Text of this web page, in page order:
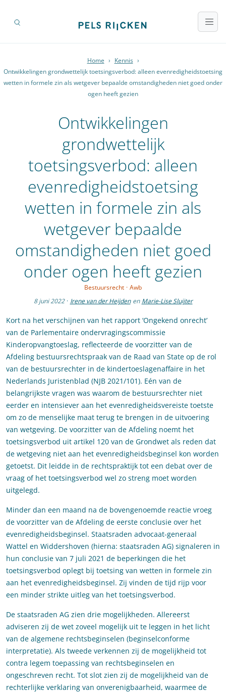
Home › Kennis ›
Ontwikkelingen grondwettelijk toetsingsverbod: alleen evenredigheidstoetsing
wetten in formele zin als wetgever bepaalde omstandigheden niet goed onder
ogen heeft gezien
Ontwikkelingen
grondwettelijk
toetsingsverbod: alleen
evenredigheidstoetsing
wetten in formele zin als
wetgever bepaalde
omstandigheden niet goed
onder ogen heeft gezien
Bestuursrecht · Awb
8 juni 2022 · Irene van der Heijden en Marie-Lise Sluijter
Kort na het verschijnen van het rapport ‘Ongekend onrecht’
van de Parlementaire ondervragingscommissie
Kinderopvangtoeslag, reflecteerde de voorzitter van de
Afdeling bestuursrechtspraak van de Raad van State op de rol
van de bestuursrechter in de kindertoeslagenaffaire in het
Nederlands Juristenblad (NJB 2021/101). Eén van de
belangrijkste vragen was waarom de bestuursrechter niet
eerder en intensiever aan het evenredigheidsvereiste toetste
om zo de menselijke maat terug te brengen in de uitvoering
van wetgeving. De voorzitter van de Afdeling noemt het
toetsingsverbod uit artikel 120 van de Grondwet als reden dat
de wetgeving niet aan het evenredigheidsbeginsel kon worden
getoetst. Dit leidde in de rechtspraktijk tot een debat over de
vraag of het toetsingsverbod wel zo streng moet worden
uitgelegd.
Minder dan een maand na de bovengenoemde reactie vroeg
de voorzitter van de Afdeling de eerste conclusie over het
evenredigheidsbeginsel. Staatsraden advocaat-generaal
Wattel en Widdershoven (hierna: staatsraden AG) signaleren in
hun conclusie van 7 juli 2021 de beperkingen die het
toetsingsverbod oplegt bij toetsing van wetten in formele zin
aan het evenredigheidsbeginsel. Zij vinden de tijd rijp voor
een minder strikte uitleg van het toetsingsverbod.
De staatsraden AG zien drie mogelijkheden. Allereerst
adviseren zij de wet zoveel mogelijk uit te leggen in het licht
van de algemene rechtsbeginselen (beginselconforme
interpretatie). Als tweede verkennen zij de mogelijkheid tot
contra legem toepassing van rechtsbeginselen en
ongeschreven recht. Tot slot zien zij de mogelijkheid van de
rechterlijke verklaring van onverenigbaarheid, waarmee de